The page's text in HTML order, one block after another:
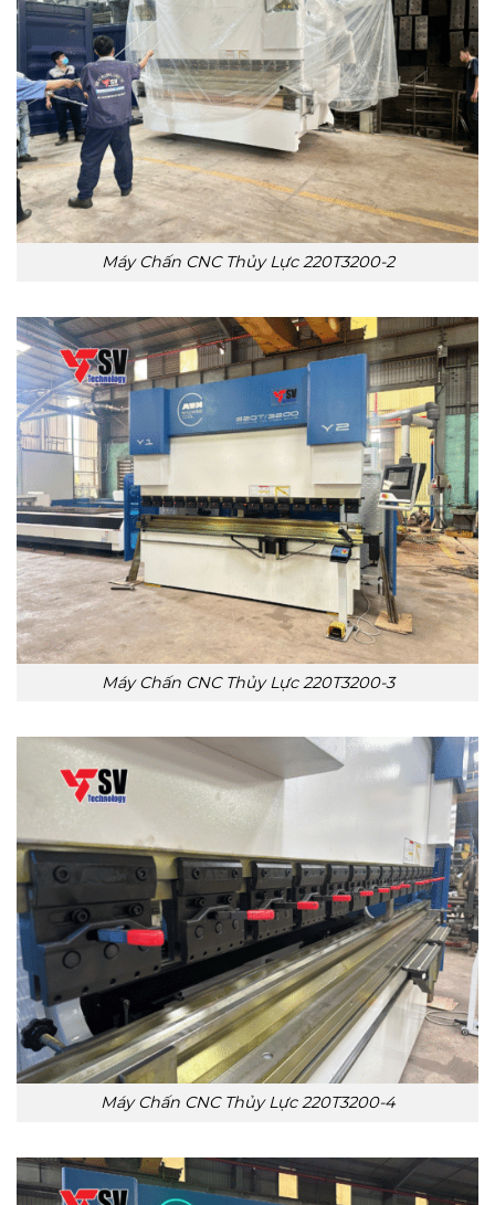
Máy Chấn CNC Thủy Lực 220T3200-2
Máy Chấn CNC Thủy Lực 220T3200-3
Máy Chấn CNC Thủy Lực 220T3200-4